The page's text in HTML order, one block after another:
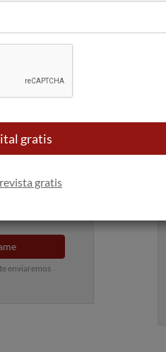
con además
de
enviaremos
gratis
gratis